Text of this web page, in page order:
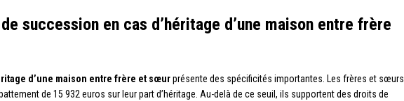
succession en cas d’héritage d’une maison entre frère
d’une maison entre frère et sœurprésente des spécificités importantes. Les frères et sœurs
de 15 932 euros sur leur part d’héritage. Au-delà de ce seuil, ils supportent des droits de